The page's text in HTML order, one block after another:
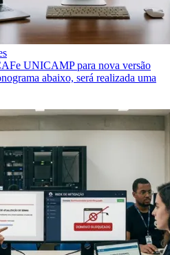
UNICAMP para nova versão
abaixo, será realizada uma